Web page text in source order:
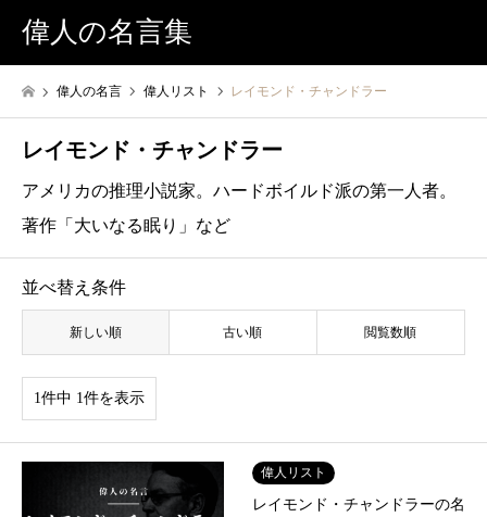
偉人の名言集
偉人の名言 偉人リスト レイモンド・チャンドラー
レイモンド・チャンドラー
アメリカの推理小説家。ハードボイルド派の第一人者。
著作「大いなる眠り」など
並べ替え条件
新しい順 古い順 閲覧数順
1件中 1件を表示
偉人リスト
レイモンド・チャンドラーの名